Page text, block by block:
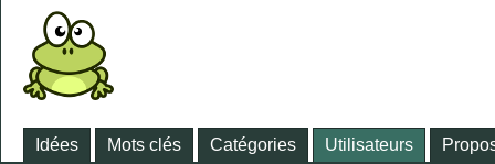
Idées Mots clés Catégories Utilisateurs